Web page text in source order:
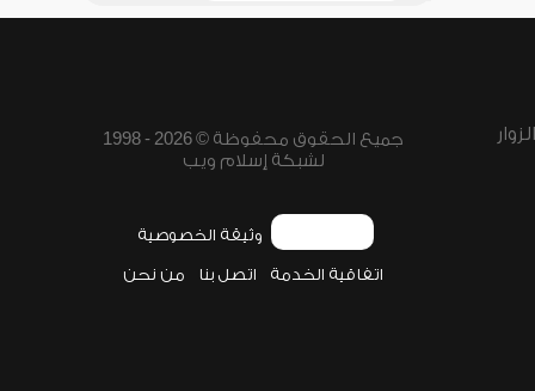
جميع الحقوق محفوظة © 2026 - 1998
لشبكة إسلام ويب
وثيقة الخصوصية
اتفاقية الخدمة اتصل بنا من نحن